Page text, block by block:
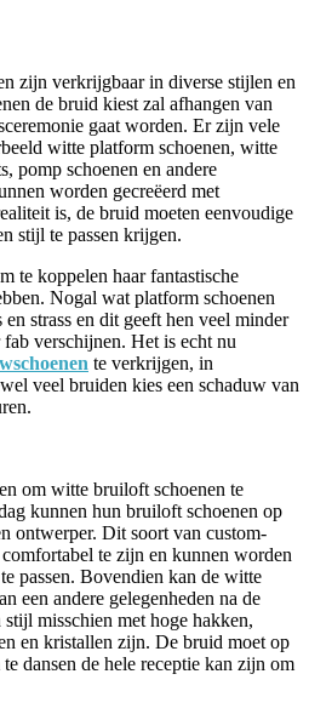
zijn verkrijgbaar in diverse stijlen en
de bruid kiest zal afhangen van
gaat worden. Er zijn vele
witte platform schoenen, witte
pomp schoenen en andere
worden gecreëerd met
is, de bruid moeten eenvoudige
stijl te passen krijgen.
te koppelen haar fantastische
Nogal wat platform schoenen
strass en dit geeft hen veel minder
verschijnen. Het is echt nu
te verkrijgen, in
veel bruiden kies een schaduw van
om witte bruiloft schoenen te
kunnen hun bruiloft schoenen op
ontwerper. Dit soort van custom-
te zijn en kunnen worden
passen. Bovendien kan de witte
een andere gelegenheden na de
misschien met hoge hakken,
en kristallen zijn. De bruid moet op
dansen de hele receptie kan zijn om